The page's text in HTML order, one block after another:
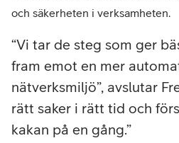
och säkerheten i verksamheten.
Vi tar de steg som ger
fram emot en mer
nätverksmiljö”, avslutar
rätt saker i rätt tid och
kakan på en gång.